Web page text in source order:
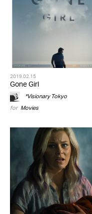
2019.02.15
Gone Girl
*Visionary Tokyo
for Movies